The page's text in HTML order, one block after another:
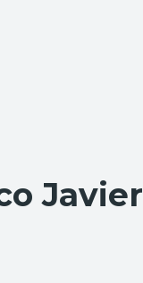
Javier